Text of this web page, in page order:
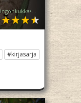
☆~🪷🌌•Auringonkukka•🌠💧~☆
#kirjasarja